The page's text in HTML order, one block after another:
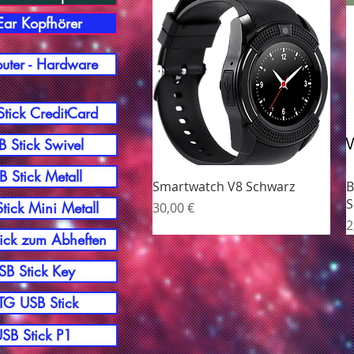
Hurtigvisning
Smartwatch V8 Schwarz
Pris
30,00 €
Kopfhörer
- Hardware
CreditCard
Stick Swivel
Stick Metall
Mini Metall
zum Abheften
Stick Key
USB Stick
Stick P1